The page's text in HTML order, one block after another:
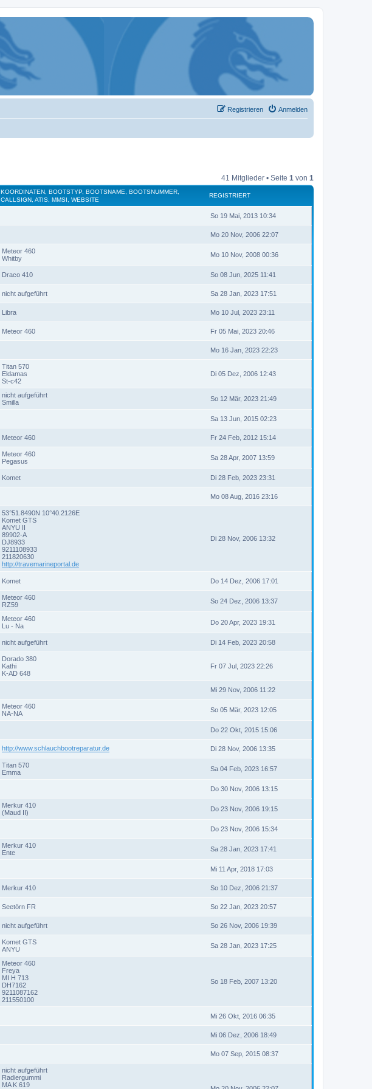
Anmelden
Registrieren
41 Mitglieder • Seite 1 von 1
KOORDINATEN, BOOTSTYP, BOOTSNAME, BOOTSNUMMER,
CALLSIGN, ATIS, MMSI, WEBSITE
REGISTRIERT
So 19 Mai, 2013 10:34
Mo 20 Nov, 2006 22:07
Meteor 460
Whitby
Mo 10 Nov, 2008 00:36
Draco 410 So 08 Jun, 2025 11:41
nicht aufgeführt Sa 28 Jan, 2023 17:51
Libra Mo 10 Jul, 2023 23:11
Meteor 460 Fr 05 Mai, 2023 20:46
Mo 16 Jan, 2023 22:23
Titan 570
Eldamas
St-c42
Di 05 Dez, 2006 12:43
nicht aufgeführt
Smilla
So 12 Mär, 2023 21:49
Sa 13 Jun, 2015 02:23
Meteor 460 Fr 24 Feb, 2012 15:14
Meteor 460
Pegasus
Sa 28 Apr, 2007 13:59
Komet Di 28 Feb, 2023 23:31
Mo 08 Aug, 2016 23:16
53°51.8490N 10°40.2126E
Komet GTS
ANYU II
89902-A
DJ8933
9211108933
211820630
http://travemarineportal.de
Di 28 Nov, 2006 13:32
Komet Do 14 Dez, 2006 17:01
Meteor 460
RZ59
So 24 Dez, 2006 13:37
Meteor 460
Lu - Na
Do 20 Apr, 2023 19:31
nicht aufgeführt Di 14 Feb, 2023 20:58
Dorado 380
Kathi
K-AD 648
Fr 07 Jul, 2023 22:26
Mi 29 Nov, 2006 11:22
Meteor 460
NA-NA
So 05 Mär, 2023 12:05
Do 22 Okt, 2015 15:06
http://www.schlauchbootreparatur.de Di 28 Nov, 2006 13:35
Titan 570
Emma
Sa 04 Feb, 2023 16:57
Do 30 Nov, 2006 13:15
Merkur 410
(Maud II)
Do 23 Nov, 2006 19:15
Do 23 Nov, 2006 15:34
Merkur 410
Ente
Sa 28 Jan, 2023 17:41
Mi 11 Apr, 2018 17:03
Merkur 410 So 10 Dez, 2006 21:37
Seetörn FR So 22 Jan, 2023 20:57
nicht aufgeführt So 26 Nov, 2006 19:39
Komet GTS
ANYU
Sa 28 Jan, 2023 17:25
Meteor 460
Freya
MI H 713
DH7162
9211087162
211550100
So 18 Feb, 2007 13:20
Mi 26 Okt, 2016 06:35
Mi 06 Dez, 2006 18:49
Mo 07 Sep, 2015 08:37
nicht aufgeführt
Radiergummi
MA K 619